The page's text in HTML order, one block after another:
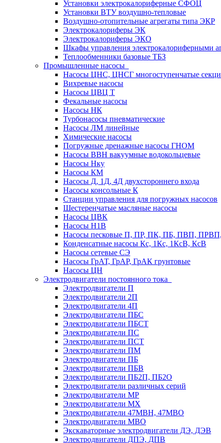
Установки электрокалориферные СФОЦ
Установки ВТУ воздушно-тепловые
Воздушно-отопительные агрегаты типа ЭКР
Электрокалориферы ЭК
Электрокалориферы ЭКО
Шкафы управления электрокалориферными
Теплообменники базовые ТБЗ
Промышленные насосы
Насосы ЦНС, ЦНСГ многоступенчатые
Вихревые насосы
Насосы ЦВЦ Т
Фекальные насосы
Насосы НК
Турбонасосы пневматические
Насосы ЛМ линейные
Химические насосы
Погружные дренажные насосы ГНОМ
Насосы ВВН вакуумные водокольцевые
Насосы Нку
Насосы КМ
Насосы Д, 1Д, 4Д двухстороннего входа
Насосы консольные К
Станции управления для погружных насосов
Шестеренчатые масляные насосы
Насосы ЦВК
Насосы Н1В
Насосы песковые П, ПР, ПК, ПБ, ПВП,
Конденсатные насосы Кс, 1Кс, 1КсВ, КсВ
Насосы сетевые СЭ
Насосы ГрАТ, ГрАР, ГрАК грунтовые
Насосы ЦН
Электродвигатели постоянного тока
Электродвигатели П
Электродвигатели 2П
Электродвигатели 4П
Электродвигатели ПБС
Электродвигатели ПБСТ
Электродвигатели ПС
Электродвигатели ПСТ
Электродвигатели ПМ
Электродвигатели ПБ
Электродвигатели ПБВ
Электродвигатели ПБ2П, ПБ2О
Электродвигатели различных серий
Электродвигатели МР
Электродвигатели MX
Электродвигатели 47MBH, 47МВО
Электродвигатели MBO
Экскаваторные электродвигатели ДЭ, ДЭВ
Электродвигатели ДПЭ, ДПВ